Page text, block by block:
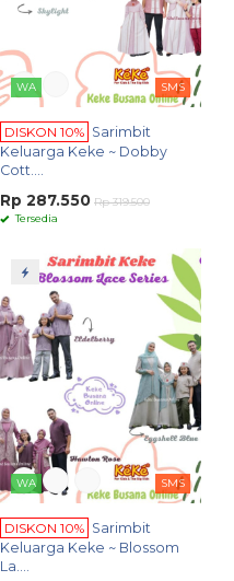
WA SMS
DISKON 10% Sarimbit
Keluarga Keke ~ Dobby
Cott....
Rp 287.550 Rp 319.500
Tersedia
WA SMS
DISKON 10% Sarimbit
Keluarga Keke ~ Blossom
La....